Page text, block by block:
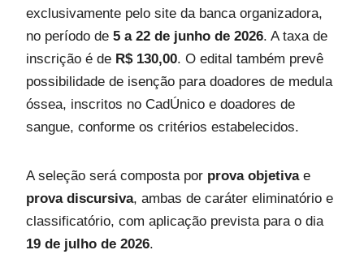
exclusivamente pelo site da banca organizadora,
no período de 5 a 22 de junho de 2026. A taxa de
inscrição é de R$ 130,00. O edital também prevê
possibilidade de isenção para doadores de medula
óssea, inscritos no CadÚnico e doadores de
sangue, conforme os critérios estabelecidos.
A seleção será composta por prova objetivae
prova discursiva, ambas de caráter eliminatório e
classificatório, com aplicação prevista para o dia
19 de julho de 2026.